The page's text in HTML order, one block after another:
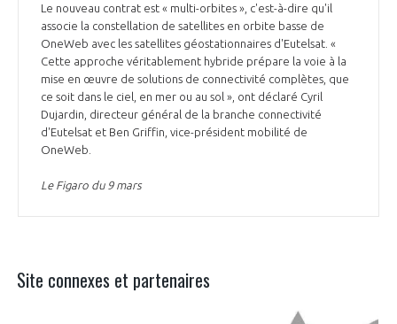
Le nouveau contrat est « multi-orbites », c'est-à-dire qu'il
associe la constellation de satellites en orbite basse de
OneWeb avec les satellites géostationnaires d'Eutelsat. «
Cette approche véritablement hybride prépare la voie à la
mise en œuvre de solutions de connectivité complètes, que
ce soit dans le ciel, en mer ou au sol », ont déclaré Cyril
Dujardin, directeur général de la branche connectivité
d'Eutelsat et Ben Griffin, vice-président mobilité de
OneWeb.
Le Figaro du 9 mars
Site connexes et partenaires